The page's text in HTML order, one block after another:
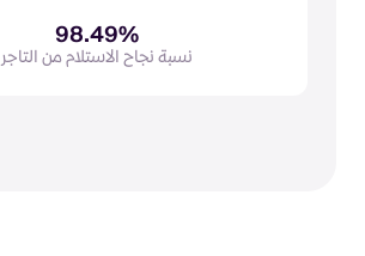
98.49%
نسبة نجاح الاستلام من التاجر